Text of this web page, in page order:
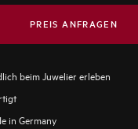
PREIS ANFRAGEN
beim Juwelier erleben
in Germany